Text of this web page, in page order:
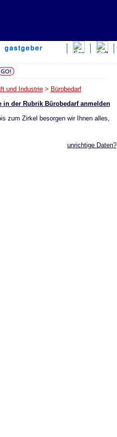
und Industrie> Bürobedarf
in der Rubrik Bürobedarf anmelden
zum Zirkel besorgen wir Ihnen alles,
unrichtige Daten?